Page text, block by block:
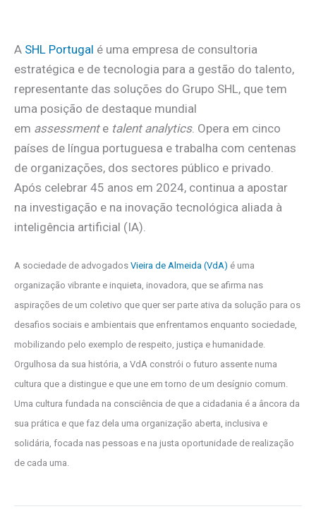
A SHL Portugal é uma empresa de consultoria
estratégica e de tecnologia para a gestão do talento,
representante das soluções do Grupo SHL, que tem
uma posição de destaque mundial
em assessment e talent analytics. Opera em cinco
países de língua portuguesa e trabalha com centenas
de organizações, dos sectores público e privado.
Após celebrar 45 anos em 2024, continua a apostar
na investigação e na inovação tecnológica aliada à
inteligência artificial (IA).
A sociedade de advogados Vieira de Almeida (VdA) é uma
organização vibrante e inquieta, inovadora, que se afirma nas
aspirações de um coletivo que quer ser parte ativa da solução para os
desafios sociais e ambientais que enfrentamos enquanto sociedade,
mobilizando pelo exemplo de respeito, justiça e humanidade.
Orgulhosa da sua história, a VdA constrói o futuro assente numa
cultura que a distingue e que une em torno de um desígnio comum.
Uma cultura fundada na consciência de que a cidadania é a âncora da
sua prática e que faz dela uma organização aberta, inclusiva e
solidária, focada nas pessoas e na justa oportunidade de realização
de cada uma.